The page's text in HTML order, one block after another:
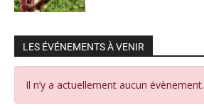
LES ÉVÉNEMENTS À VENIR
Il n’y a actuellement aucun évènement.